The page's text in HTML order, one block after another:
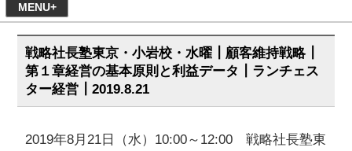
MENU+
戦略社長塾東京・小岩校・水曜┃顧客維持戦略┃
第１章経営の基本原則と利益データ┃ランチェス
ター経営┃2019.8.21
2019年8月21日（水）10:00～12:00 戦略社長塾東